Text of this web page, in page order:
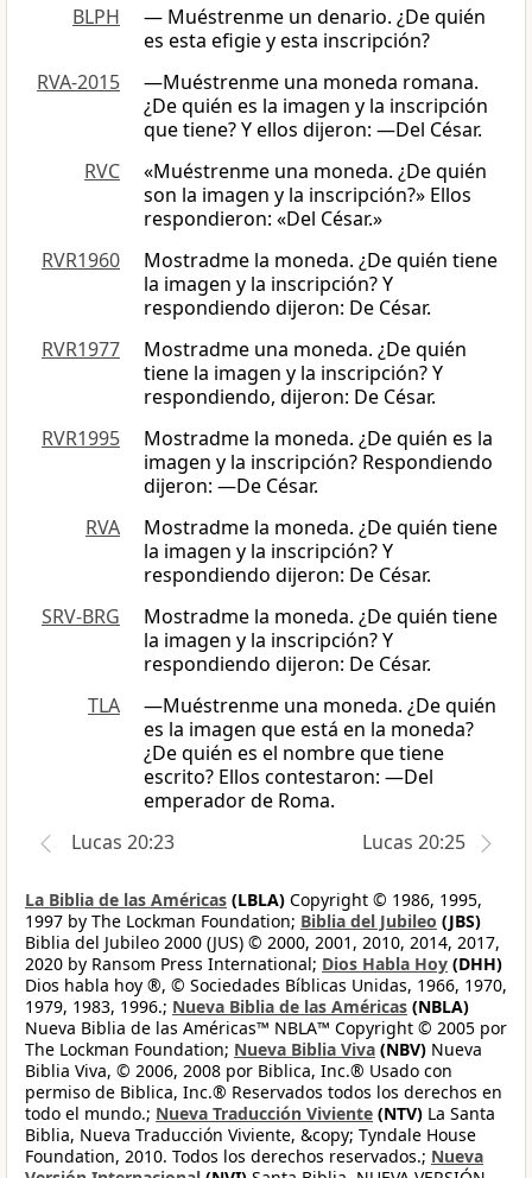
BLPH
— Muéstrenme un denario. ¿De quién
es esta efigie y esta inscripción?
RVA-2015
—Muéstrenme una moneda romana.
¿De quién es la imagen y la inscripción
que tiene? Y ellos dijeron: —Del César.
RVC
«Muéstrenme una moneda. ¿De quién
son la imagen y la inscripción?» Ellos
respondieron: «Del César.»
RVR1960
Mostradme la moneda. ¿De quién tiene
la imagen y la inscripción? Y
respondiendo dijeron: De César.
RVR1977
Mostradme una moneda. ¿De quién
tiene la imagen y la inscripción? Y
respondiendo, dijeron: De César.
RVR1995
Mostradme la moneda. ¿De quién es la
imagen y la inscripción? Respondiendo
dijeron: —De César.
RVA
Mostradme la moneda. ¿De quién tiene
la imagen y la inscripción? Y
respondiendo dijeron: De César.
SRV-BRG
Mostradme la moneda. ¿De quién tiene
la imagen y la inscripción? Y
respondiendo dijeron: De César.
TLA
—Muéstrenme una moneda. ¿De quién
es la imagen que está en la moneda?
¿De quién es el nombre que tiene
escrito? Ellos contestaron: —Del
emperador de Roma.
Lucas 20:23
Lucas 20:25
La Biblia de las Américas (LBLA) Copyright © 1986, 1995,
1997 by The Lockman Foundation; Biblia del Jubileo (JBS)
Biblia del Jubileo 2000 (JUS) © 2000, 2001, 2010, 2014, 2017,
2020 by Ransom Press International; Dios Habla Hoy (DHH)
Dios habla hoy ®, © Sociedades Bíblicas Unidas, 1966, 1970,
1979, 1983, 1996.; Nueva Biblia de las Américas (NBLA)
Nueva Biblia de las Américas™ NBLA™ Copyright © 2005 por
The Lockman Foundation; Nueva Biblia Viva (NBV) Nueva
Biblia Viva, © 2006, 2008 por Biblica, Inc.® Usado con
permiso de Biblica, Inc.® Reservados todos los derechos en
todo el mundo.; Nueva Traducción Viviente (NTV) La Santa
Biblia, Nueva Traducción Viviente, &copy; Tyndale House
Foundation, 2010. Todos los derechos reservados.; Nueva